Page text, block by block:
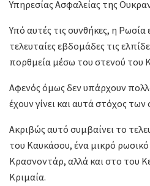
Υπηρεσίας Ασφαλείας της
Υπό αυτές τις συνθήκες, η Ρωσία
τελευταίες εβδομάδες τις
πορθμεία μέσω του στενού του
Αφενός όμως δεν υπάρχουν
έχουν γίνει και αυτά στόχος
Ακριβώς αυτό συμβαίνει το
του Καυκάσου, ένα μικρό
Κρασνοντάρ, αλλά και στο του
Κριμαία.